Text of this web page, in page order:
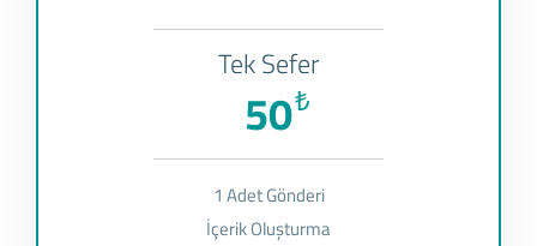
Tek Sefer
₺
50
1 Adet Gönderi
İçerik Oluşturma